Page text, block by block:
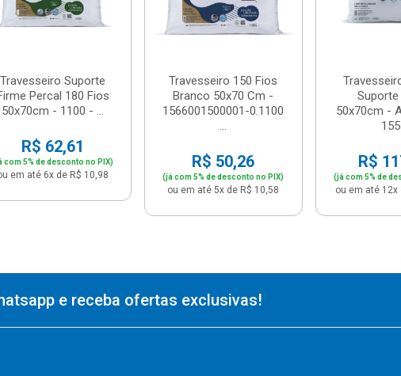
Travesseiro Suporte
Percal 180 Fios
50x70cm - 1100 - ...
R$ 62,61
com 5% de desconto no PIX)
em até 6x de R$ 10,98
Travesseiro 150 Fios
Branco 50x70 Cm -
1566001500001-0.1100
...
R$ 50,26
(já com 5% de desconto no PIX)
ou em até 5x de R$ 10,58
Suporte
50x70cm -
R$
(já com 5% de
ou em até 12x
e receba ofertas exclusivas!